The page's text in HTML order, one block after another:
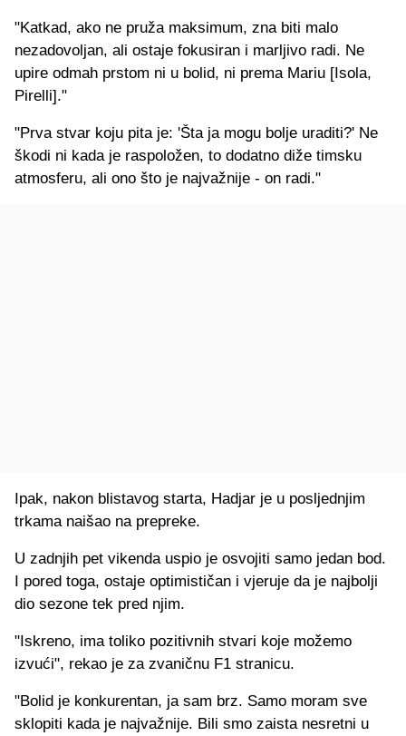
"Katkad, ako ne pruža maksimum, zna biti malo
nezadovoljan, ali ostaje fokusiran i marljivo radi. Ne
upire odmah prstom ni u bolid, ni prema Mariu [Isola,
Pirelli]."
"Prva stvar koju pita je: 'Šta ja mogu bolje uraditi?' Ne
škodi ni kada je raspoložen, to dodatno diže timsku
atmosferu, ali ono što je najvažnije - on radi."
Ipak, nakon blistavog starta, Hadjar je u posljednjim
trkama naišao na prepreke.
U zadnjih pet vikenda uspio je osvojiti samo jedan bod.
I pored toga, ostaje optimističan i vjeruje da je najbolji
dio sezone tek pred njim.
"Iskreno, ima toliko pozitivnih stvari koje možemo
izvući", rekao je za zvaničnu F1 stranicu.
"Bolid je konkurentan, ja sam brz. Samo moram sve
sklopiti kada je najvažnije. Bili smo zaista nesretni u